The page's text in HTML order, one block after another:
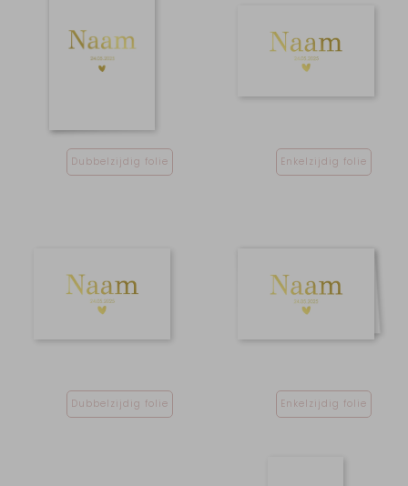
Dubbelzijdig folie Enkelzijdig folie
Dubbelzijdig folie Enkelzijdig folie